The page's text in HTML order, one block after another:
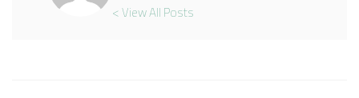
View All Posts >